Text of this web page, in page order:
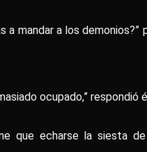
a mandar a los
ocupado,” respondió
que echarse la siesta